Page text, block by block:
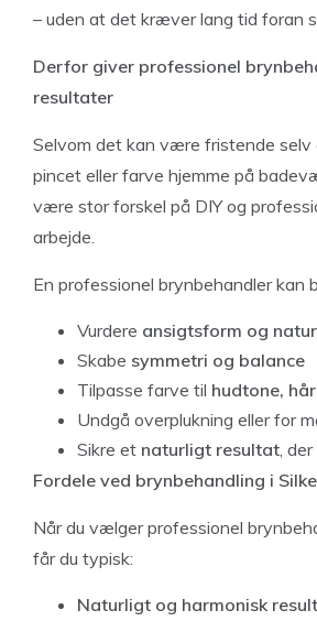
– uden at det kræver lang tid foran
Derfor giver professionel
resultater
Selvom det kan være fristende selv
pincet eller farve hjemme på
være stor forskel på DIY og
arbejde.
En professionel brynbehandler kan
Vurdere ansigtsform og
Skabe symmetri og balance
Tilpasse farve til hudtone,
Undgå overplukning eller for
Sikre et naturligt resultat ,
Fordele ved brynbehandling i
Når du vælger professionel
får du typisk:
Naturligt og harmonisk